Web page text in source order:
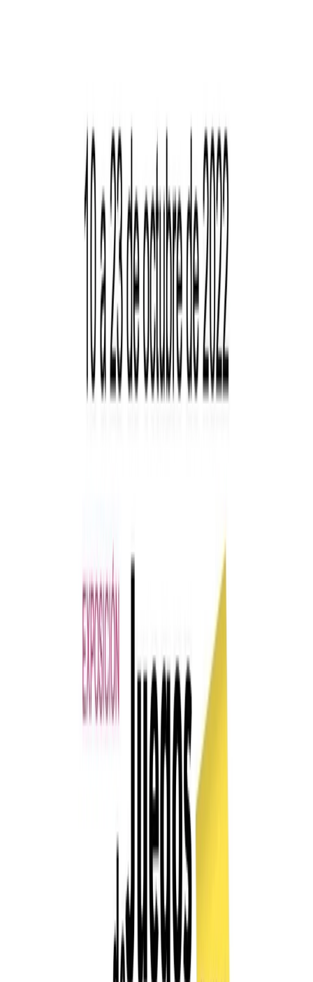
Toggle Sidebar
Juegos de tablero en la historia
Fecha de publicación
En esta exposición podremos contemplar la evolución algunos
juegos milenarios que han dado lugar a otros más modernos como el
parchís o el ajedrez.
Otro aspecto que se quiere resaltar con esta exposición es la
similitud entre juegos que se practican desde hace siglos en
diferentes continentes, con las mismas reglas de juego pero con
variantes en su presentación o el material con el que ha sido
La AC la Tanguilla ofrece a los Centros docentes de la comarca un
Más información en 617988143 o en Info@latanguilla.com
EXPOSICION “Juegos de tablero en la Historia”
FECHAS: Del 10 al 23 de octubre 2022
INAUGURACIÓN: 10 de octubre a las 19:30 horas
HORARIO: De 17:00 a 20:00 horas
LUGAR: Salones de la Asociación San Miguel
Plaza San Esteban, nº 22
San Esteban de Gormaz.